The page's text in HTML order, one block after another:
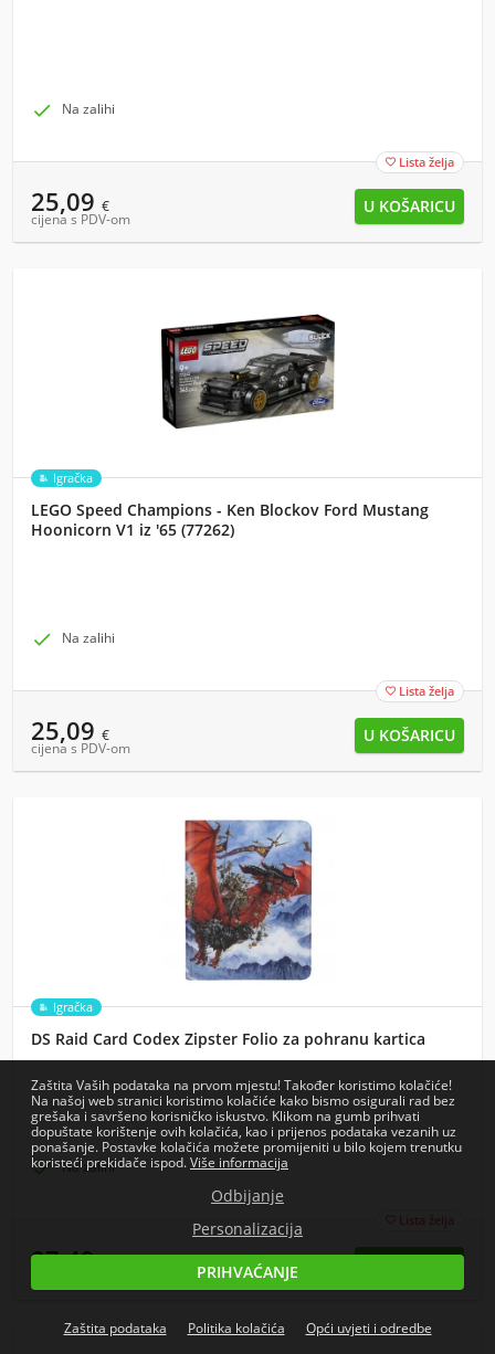
 Na zalihi
 Lista želja
25,09 €
cijena s PDV-om
Igračka
LEGO Speed Champions - Ken Blockov Ford Mustang
Hoonicorn V1 iz '65 (77262)
 Na zalihi
 Lista želja
25,09 €
cijena s PDV-om
Igračka
DS Raid Card Codex Zipster Folio za pohranu kartica
 Na zalihi
27,49
Zaštita Vaših podataka na prvom mjestu! Također koristimo kolačiće!
Na našoj web stranici koristimo kolačiće kako bismo osigurali rad bez
grešaka i savršeno korisničko iskustvo. Klikom na gumb prihvati
dopuštate korištenje ovih kolačića, kao i prijenos podataka vezanih uz
ponašanje. Postavke kolačića možete promijeniti u bilo kojem trenutku
koristeći prekidače ispod.Više informacija
Odbijanje
Personalizacija
PRIHVAĆANJE
Zaštita podataka Politika kolačića Opći uvjeti i odredbe